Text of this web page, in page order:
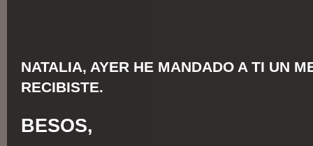
NATALIA, AYER HE MANDADO A TI UN
RECIBISTE.
BESOS,